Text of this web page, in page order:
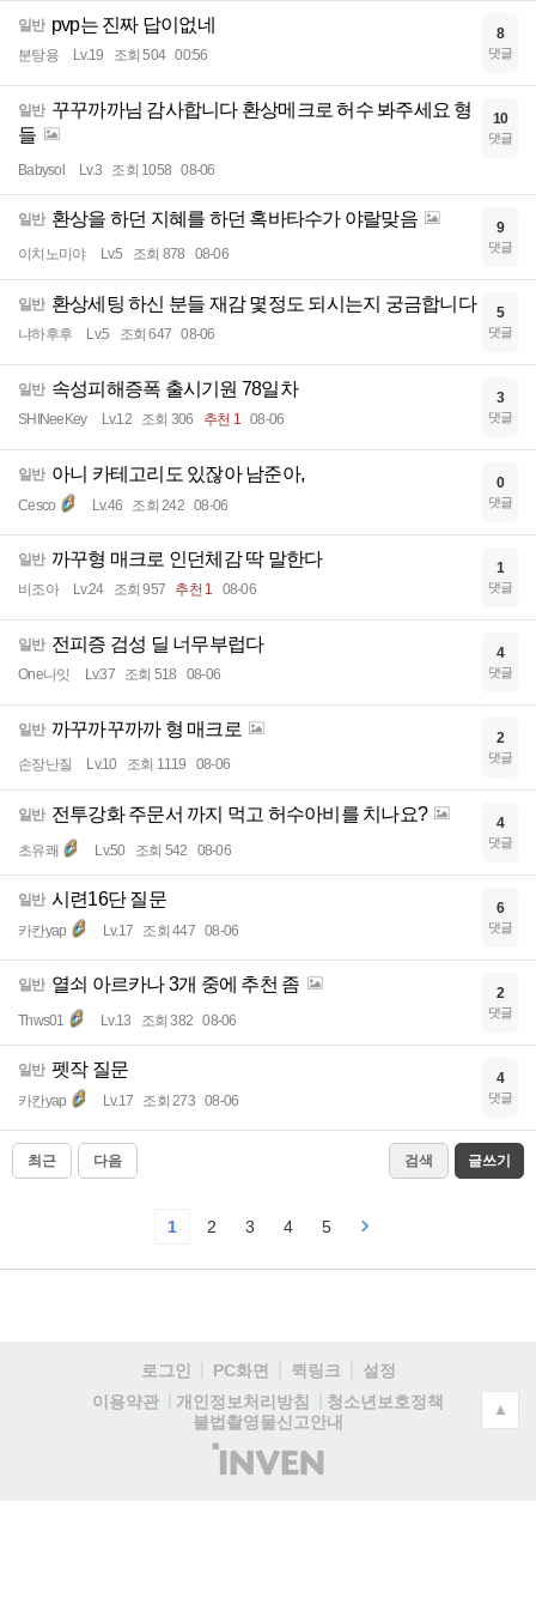
일반 pvp는 진짜 답이없네
분탕용 Lv.19 조회 504 00:56
8
댓글
일반 꾸꾸까까님 감사합니다 환상메크로 허수 봐주세요 형
들
Babysol Lv.3 조회 1058 08-06
10
댓글
일반 환상을 하던 지혜를 하던 혹바타수가 야랄맞음
이치노미야 Lv.5 조회 878 08-06
9
댓글
일반 환상세팅 하신 분들 재감 몇정도 되시는지 궁금합니다
냐하후후 Lv.5 조회 647 08-06
5
댓글
일반 속성피해증폭 출시기원 78일차
SHINeeKey Lv.12 조회 306 추천 1 08-06
3
댓글
일반 아니 카테고리도 있잖아 남준아,
Cesco Lv.46 조회 242 08-06
0
댓글
일반 까꾸형 매크로 인던체감 딱 말한다
비조아 Lv.24 조회 957 추천 1 08-06
1
댓글
일반 전피증 검성 딜 너무부럽다
One나잇 Lv.37 조회 518 08-06
4
댓글
일반 까꾸까꾸까까 형 매크로
손장난질 Lv.10 조회 1119 08-06
2
댓글
일반 전투강화 주문서 까지 먹고 허수아비를 치나요?
초유쾌 Lv.50 조회 542 08-06
4
댓글
일반 시련16단 질문
카칸yap Lv.17 조회 447 08-06
6
댓글
일반 열쇠 아르카나 3개 중에 추천 좀
Thws01 Lv.13 조회 382 08-06
2
댓글
일반 펫작 질문
카칸yap Lv.17 조회 273 08-06
4
댓글
최근 다음 검색 글쓰기
1 2 3 4 5
로그인 PC화면 퀵링크
설정
이용약관
개인정보처리방침
청소년보호정책
불법촬영물신고안내
(주)
인
▲